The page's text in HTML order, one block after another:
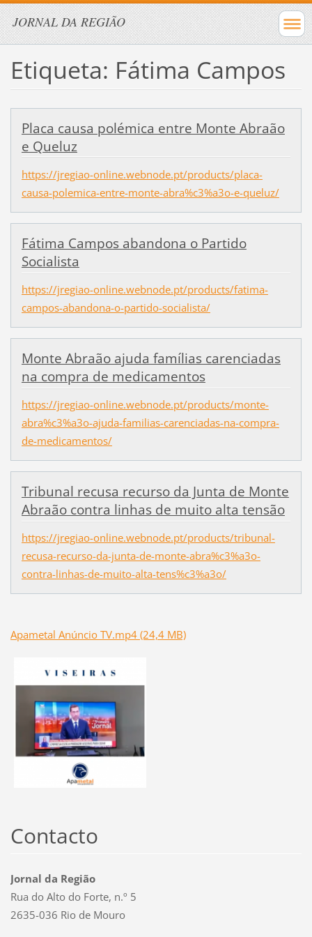
JORNAL DA REGIÃO
Etiqueta: Fátima Campos
Placa causa polémica entre Monte Abraão
e Queluz
https://jregiao-online.webnode.pt/products/placa-
causa-polemica-entre-monte-abra%c3%a3o-e-queluz/
Fátima Campos abandona o Partido
Socialista
https://jregiao-online.webnode.pt/products/fatima-
campos-abandona-o-partido-socialista/
Monte Abraão ajuda famílias carenciadas
na compra de medicamentos
https://jregiao-online.webnode.pt/products/monte-
abra%c3%a3o-ajuda-familias-carenciadas-na-compra-
de-medicamentos/
Tribunal recusa recurso da Junta de Monte
Abraão contra linhas de muito alta tensão
https://jregiao-online.webnode.pt/products/tribunal-
recusa-recurso-da-junta-de-monte-abra%c3%a3o-
contra-linhas-de-muito-alta-tens%c3%a3o/
Apametal Anúncio TV.mp4 (24,4 MB)
Contacto
Jornal da Região
Rua do Alto do Forte, n.º 5
2635-036 Rio de Mouro